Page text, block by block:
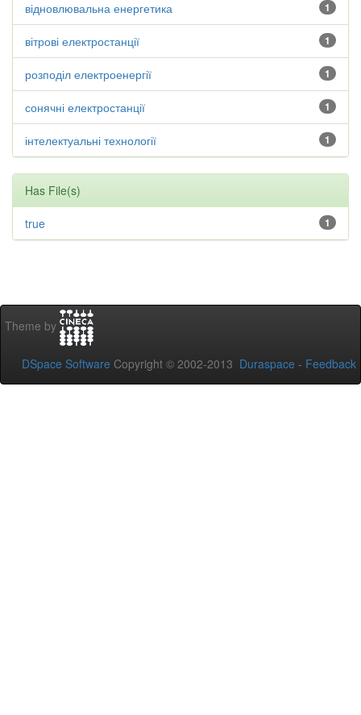
1
відновлювальна енергетика
1
вітрові електростанції
1
розподіл електроенергії
1
сонячні електростанції
1
інтелектуальні технології
Has File(s)
1
true
Theme by
DSpace Software Copyright © 2002-2013 Duraspace - Feedback